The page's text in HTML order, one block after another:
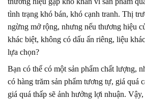
tình trạng khó bán, khó cạnh tranh. Thị
ngừng mở rộng, nhưng nếu thương hiệu
khác biệt, không có dấu ấn riêng, liệu
lựa chọn?
Bạn có thể có một sản phẩm chất lượng,
có hàng trăm sản phẩm tương tự, giá quá
giá quá thấp sẽ ảnh hưởng lợi nhuận.